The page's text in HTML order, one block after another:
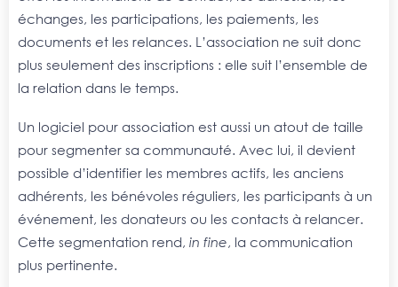
échanges, les participations, les paiements, les
documents et les relances. L’association ne suit donc
plus seulement des inscriptions : elle suit l’ensemble de
la relation dans le temps.
Un logiciel pour association est aussi un atout de taille
pour segmenter sa communauté. Avec lui, il devient
possible d’identifier les membres actifs, les anciens
adhérents, les bénévoles réguliers, les participants à un
événement, les donateurs ou les contacts à relancer.
Cette segmentation rend, in fine, la communication
plus pertinente.